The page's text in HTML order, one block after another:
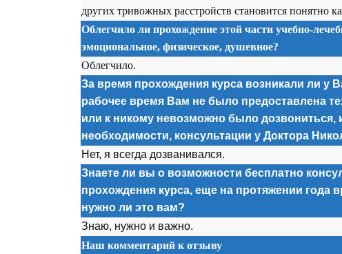
других тривожных расстройств становится понятно
Облегчило ли прохождение этой части учебно-
эмоциональное, физическое, душевное?
Облегчило.
За время прохождения курса возникали ли у
рабочее время Вам не было предоставлена
или к никому невозможно было дозвониться,
необходимости, консультации у Доктора
Нет, я всегда дозванивался.
Знаете ли вы о возможности бесплатно
прохождения курса, еще на протяжении года
нужно ли это вам?
Знаю, нужно и важно.
Наш комментарий к отзыву